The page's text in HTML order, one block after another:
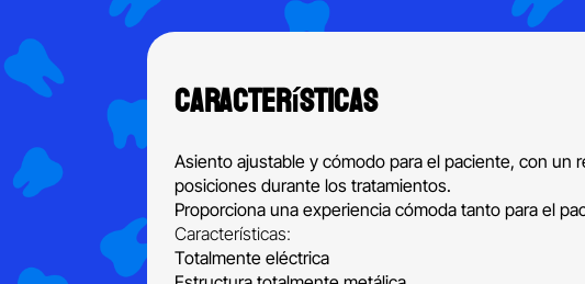
Características
Asiento ajustable y cómodo para el paciente, con un
posiciones durante los tratamientos.
Proporciona una experiencia cómoda tanto para el
Características:
Totalmente eléctrica